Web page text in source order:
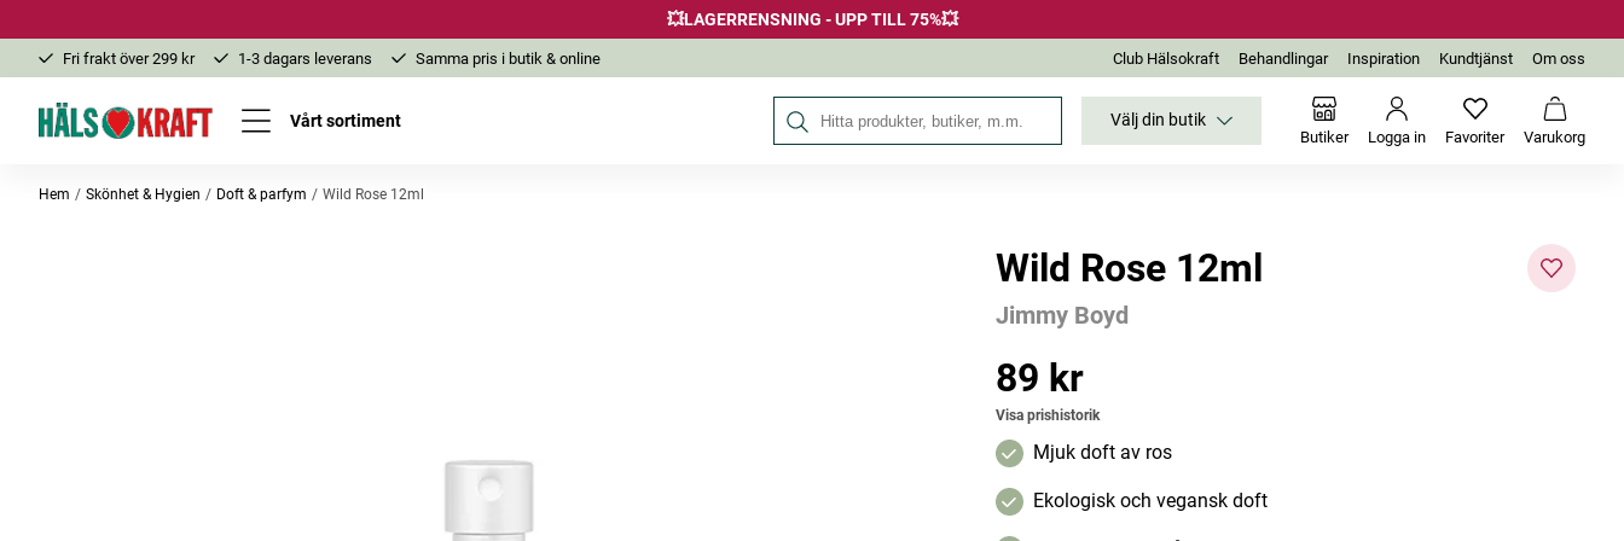
💥LAGERRENSNING - UPP TILL 75%💥
Fri frakt över 299 kr 1-3 dagars leverans Samma pris i butik & online Club Hälsokraft Behandlingar Inspiration Kundtjänst Om oss
Vårt sortiment Sök på Hälsokraft Välj din butik
Butiker Logga in FavoriterInga favoriter
Varukorg
Hem Skönhet & Hygien Doft & parfym Wild Rose 12ml
Andra köpte ocksåWild Rose 12ml
Jimmy Boyd
Pris: 89 kr
89 kr
Visa prishistorik
Mjuk doft av ros
Ekologisk och vegansk doft